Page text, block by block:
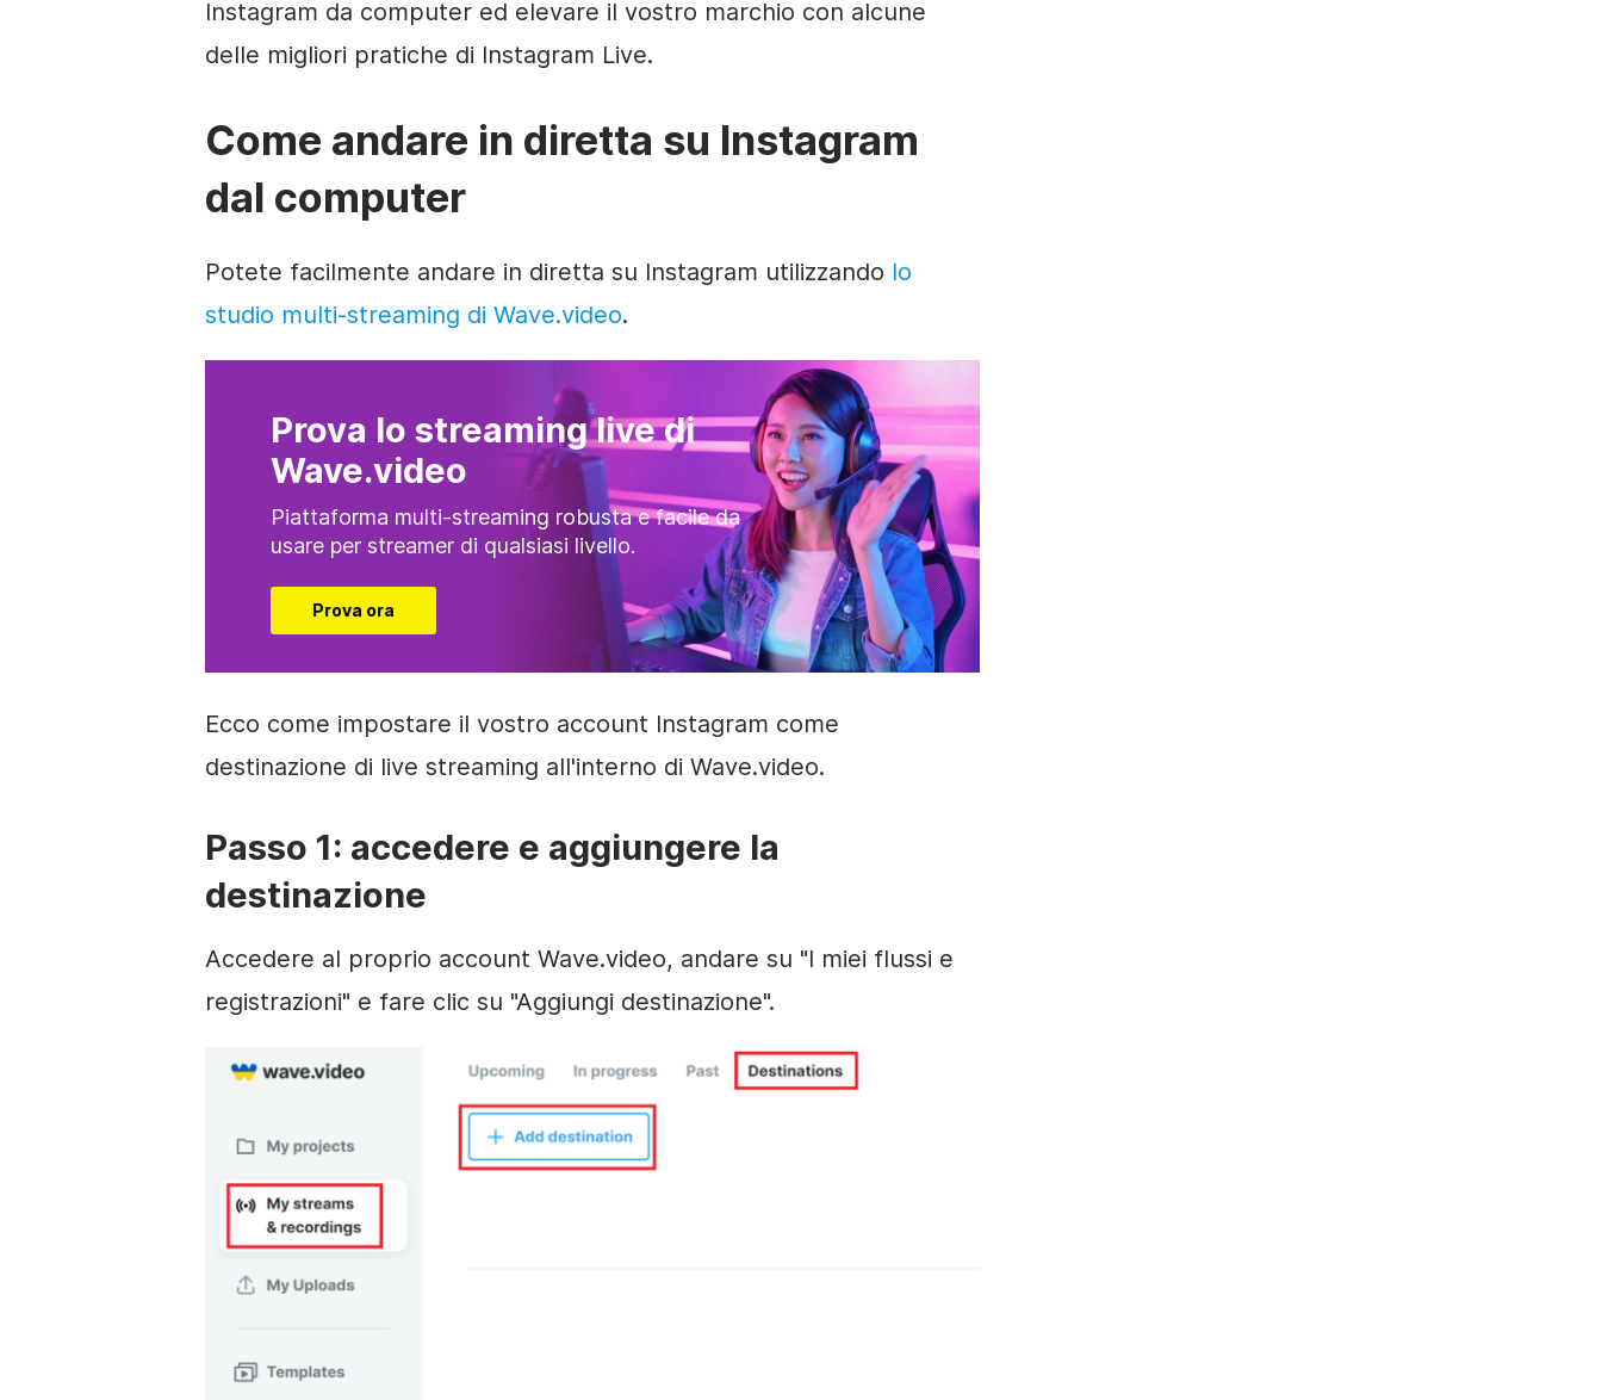
Instagram da computer ed elevare il vostro marchio con alcune
delle migliori pratiche di Instagram Live.
Come andare in diretta su Instagram
dal computer
Potete facilmente andare in diretta su Instagram utilizzando lo
studio multi-streaming di Wave.video.
Prova lo streaming live di
Wave.video
Piattaforma multi-streaming robusta e facile da
usare per streamer di qualsiasi livello.
Prova ora
Ecco come impostare il vostro account Instagram come
destinazione di live streaming all'interno di Wave.video.
Passo 1: accedere e aggiungere la
destinazione
Accedere al proprio account Wave.video, andare su "I miei flussi e
registrazioni" e fare clic su "Aggiungi destinazione".